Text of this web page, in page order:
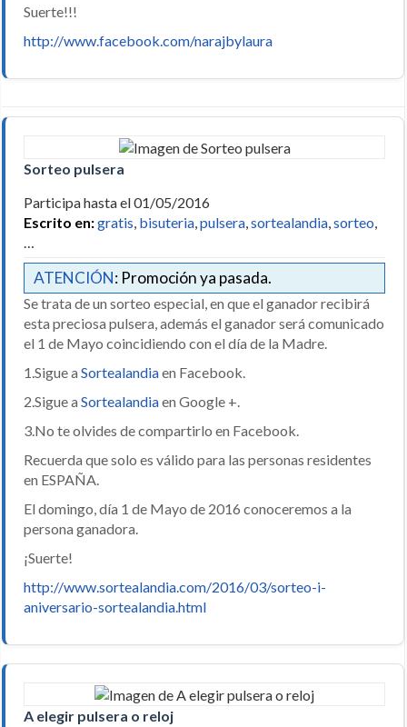
Suerte!!!
http://www.facebook.com/narajbylaura
Sorteo pulsera
Participa hasta el 01/05/2016
Escrito en:gratis, bisuteria,pulsera,sortealandia,sorteo,
…
ATENCIÓN: Promoción ya pasada.
Se trata de un sorteo especial, en que el ganador recibirá
esta preciosa pulsera, además el ganador será comunicado
el 1 de Mayo coincidiendo con el día de la Madre.
1.Sigue a Sortealandiaen Facebook.
2.Sigue a Sortealandiaen Google +.
3.No te olvides de compartirlo en Facebook.
Recuerda que solo es válido para las personas residentes
en ESPAÑA.
El domingo, día 1 de Mayo de 2016 conoceremos a la
persona ganadora.
¡Suerte!
http://www.sortealandia.com/2016/03/sorteo-i-
aniversario-sortealandia.html
A elegir pulsera o reloj